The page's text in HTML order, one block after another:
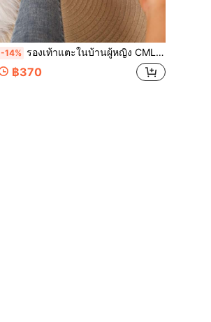
-14% รองเท้าแตะในบ้านผู้หญิง CMLM, รองเท้าแตะลำลองอุ่นปิดปลายเท้าสำหรับเด็กผู้หญิง, รองเท้าแตะสำหรับงานเลี้ยงแต่งงาน, แบบสวมพื้นแบน, รองเท้าแตะในบ้านพื้นนุ่มปักลายขนฟู
฿370